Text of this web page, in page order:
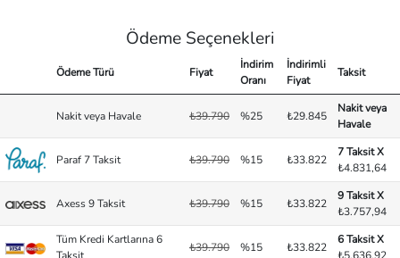
Ödeme Seçenekleri
Ödeme Türü Fiyat
İndirim
Oranı
İndirimli
Fiyat
Taksit
Nakit veya Havale ₺39.790 %25 ₺29.845
Nakit veya
Havale
Paraf 7 Taksit ₺39.790 %15 ₺33.822
7 Taksit X
₺4.831,64
Axess 9 Taksit ₺39.790 %15 ₺33.822
9 Taksit X
₺3.757,94
Tüm Kredi Kartlarına 6
₺39.790 %15 ₺33.822
6 Taksit X